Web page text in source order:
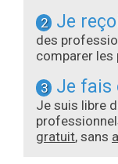
2 Je
des
comparer les
3 Je fais
Je suis libre
gratuit, sans